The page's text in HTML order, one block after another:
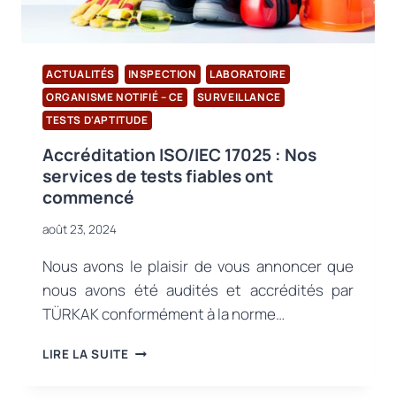
ACTUALITÉS INSPECTION
LABORATOIRE
ORGANISME NOTIFIÉ – CE
SURVEILLANCE
TESTS D'APTITUDE
Accréditation ISO/IEC 17025 : Nos
services de tests fiables ont
commencé
août 23, 2024
Nous avons le plaisir de vous annoncer que
nous avons été audités et accrédités par
TÜRKAK conformément à la norme…
LIRE LA SUITEACCRÉDITATION